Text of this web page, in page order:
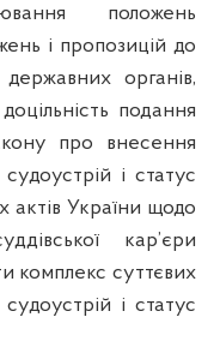
положень
і пропозицій до
органів,
подання
про внесення
і статус
актів України щодо
кар’єри
комплекс суттєвих
і статус